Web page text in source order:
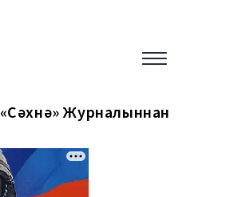
«Сәхнә» Журналыннан